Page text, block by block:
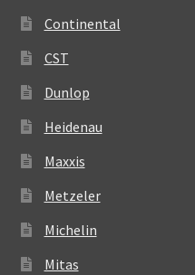
Continental
CST
Dunlop
Heidenau
Maxxis
Metzeler
Michelin
Mitas